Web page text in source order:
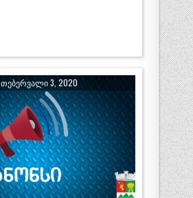
ᲗᲔᲑᲔᲠᲕᲐᲚᲘ 3, 2020